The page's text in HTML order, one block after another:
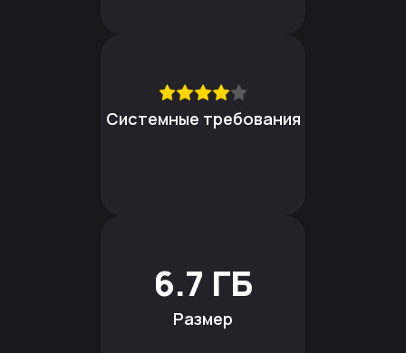
Системные требования
6.7 ГБ
Размер